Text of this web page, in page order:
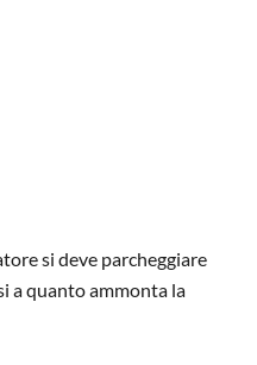
si deve parcheggiare
a quanto ammonta la